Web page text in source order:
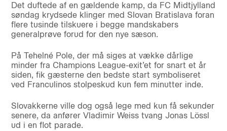
Det duftede af en gældende kamp, da FC Midtjylland
søndag krydsede klinger med Slovan Bratislava foran
flere tusinde tilskuere i begge mandskabers
generalprøve forud for den nye sæson.
På Tehelné Pole, der må siges at vække dårlige
minder fra Champions League-exit’et for snart et år
siden, fik gæsterne den bedste start symboliseret
ved Franculinos stolpeskud kun fem minutter inde.
Slovakkerne ville dog også lege med kun få sekunder
senere, da anfører Vladimir Weiss tvang Jonas Lössl
ud i en flot parade.